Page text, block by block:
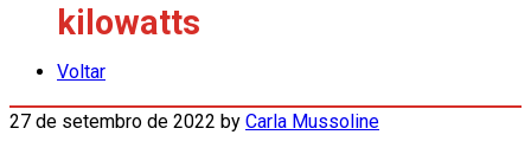
kilowatts
Voltar
27 de setembro de 2022 by Carla Mussoline